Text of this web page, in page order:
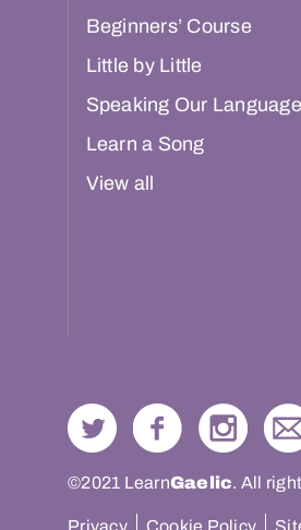
Beginners’ Course
Little by Little
Speaking Our Language
Learn a Song
View all
©2021 LearnGaelic. All